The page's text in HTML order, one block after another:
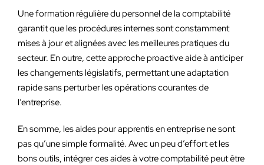
Une formation régulière du personnel de la comptabilité
garantit que les procédures internes sont constamment
mises à jour et alignées avec les meilleures pratiques du
secteur. En outre, cette approche proactive aide à anticiper
les changements législatifs, permettant une adaptation
rapide sans perturber les opérations courantes de
l’entreprise.
En somme, les aides pour apprentis en entreprise ne sont
pas qu’une simple formalité. Avec un peu d’effort et les
bons outils, intégrer ces aides à votre comptabilité peut être